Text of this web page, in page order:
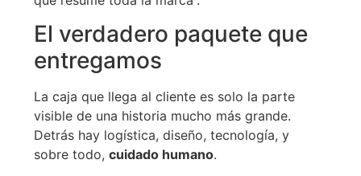
El verdadero paquete que
entregamos
La caja que llega al cliente es solo la parte
visible de una historia mucho más grande.
Detrás hay logística, diseño, tecnología, y
sobre todo, cuidado humano.